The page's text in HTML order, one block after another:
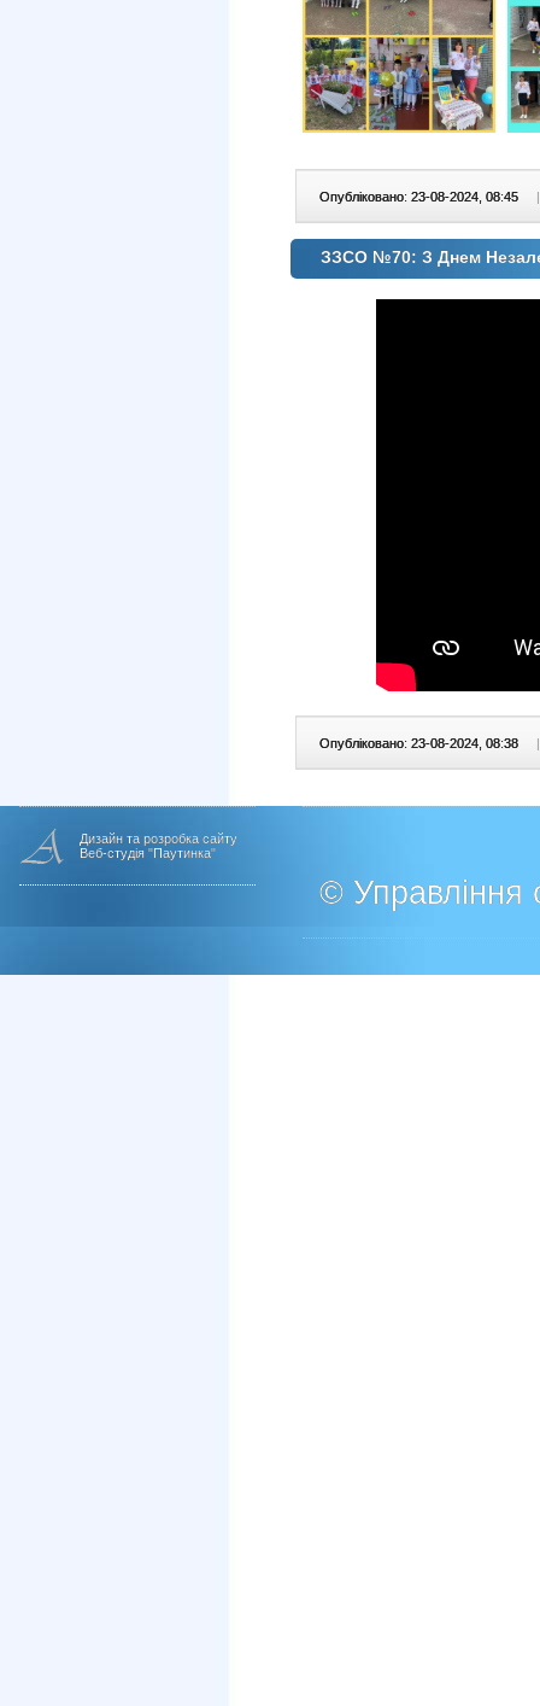
Опубліковано: 23-08-2024, 08:45 |
ЗЗСО №70: З Днем
Опубліковано: 23-08-2024, 08:38 |
Дизайн та розробка сайту
Веб-студія "Паутинка"
© Управління